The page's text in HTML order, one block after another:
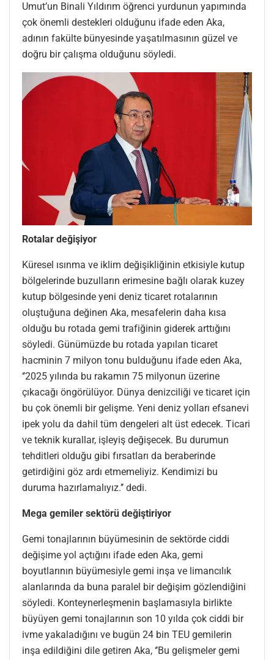
Umut’un Binali Yıldırım öğrenci yurdunun yapımında
çok önemli destekleri olduğunu ifade eden Aka,
adının fakülte bünyesinde yaşatılmasının güzel ve
doğru bir çalışma olduğunu söyledi.
Rotalar değişiyor
Küresel ısınma ve iklim değişikliğinin etkisiyle kutup
bölgelerinde buzulların erimesine bağlı olarak kuzey
kutup bölgesinde yeni deniz ticaret rotalarının
oluştuğuna değinen Aka, mesafelerin daha kısa
olduğu bu rotada gemi trafiğinin giderek arttığını
söyledi. Günümüzde bu rotada yapılan ticaret
hacminin 7 milyon tonu bulduğunu ifade eden Aka,
‘’2025 yılında bu rakamın 75 milyonun üzerine
çıkacağı öngörülüyor. Dünya denizciliği ve ticaret için
bu çok önemli bir gelişme. Yeni deniz yolları efsanevi
ipek yolu da dahil tüm dengeleri alt üst edecek. Ticari
ve teknik kurallar, işleyiş değişecek. Bu durumun
tehditleri olduğu gibi fırsatları da beraberinde
getirdiğini göz ardı etmemeliyiz. Kendimizi bu
duruma hazırlamalıyız.’’ dedi.
Mega gemiler sektörü değiştiriyor
Gemi tonajlarının büyümesinin de sektörde ciddi
değişime yol açtığını ifade eden Aka, gemi
boyutlarının büyümesiyle gemi inşa ve limancılık
alanlarında da buna paralel bir değişim gözlendiğini
söyledi. Konteynerleşmenin başlamasıyla birlikte
büyüyen gemi tonajlarının son 10 yılda çok ciddi bir
ivme yakaladığını ve bugün 24 bin TEU gemilerin
inşa edildiğini dile getiren Aka, ‘’Bu gelişmeler gemi